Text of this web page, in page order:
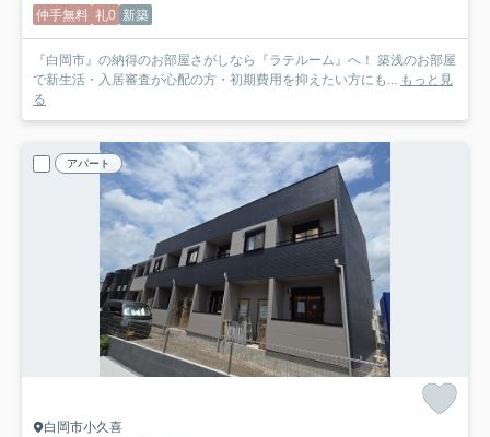
仲手無料 礼0 新築
『白岡市』の納得のお部屋さがしなら『ラテルーム』へ！ 築浅のお部屋
で新生活・入居審査が心配の方・初期費用を抑えたい方にも... もっと見
る
アパート
白岡市小久喜